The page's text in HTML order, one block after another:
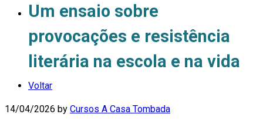
Um ensaio sobre
provocações e resistência
literária na escola e na vida
Voltar
14/04/2026 by Cursos A Casa Tombada